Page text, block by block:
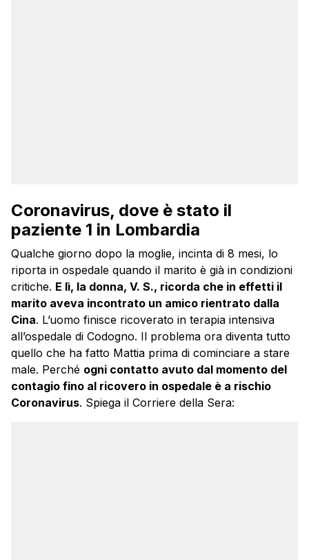
Coronavirus, dove è stato il
paziente 1 in Lombardia
Qualche giorno dopo la moglie, incinta di 8 mesi, lo
riporta in ospedale quando il marito è già in condizioni
critiche. E lì, la donna, V. S., ricorda che in effetti il
marito aveva incontrato un amico rientrato dalla
Cina. L’uomo finisce ricoverato in terapia intensiva
all’ospedale di Codogno. Il problema ora diventa tutto
quello che ha fatto Mattia prima di cominciare a stare
male. Perché ogni contatto avuto dal momento del
contagio fino al ricovero in ospedale è a rischio
Coronavirus. Spiega il Corriere della Sera: